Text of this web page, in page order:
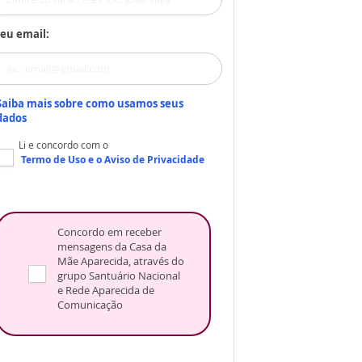
email:
mais sobre como usamos seus
Li e concordo com o
Termo de Usoe oAviso de Privacidade
Concordo em receber
mensagens da Casa da
Mãe Aparecida, através do
grupo Santuário Nacional
e Rede Aparecida de
Comunicação